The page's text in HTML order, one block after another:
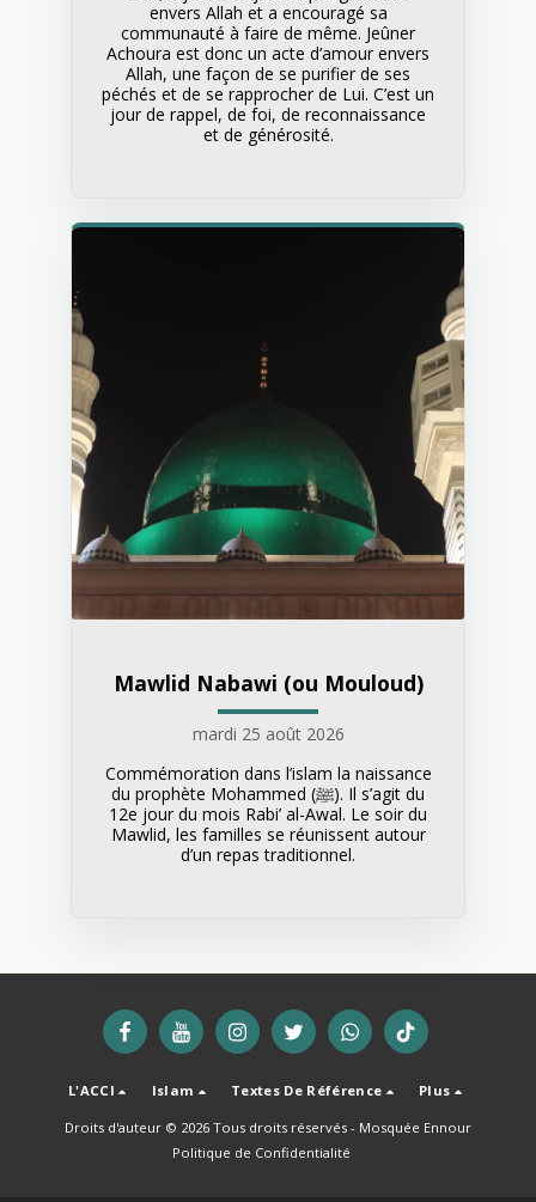
envers Allah et a encouragé sa
communauté à faire de même. Jeûner
Achoura est donc un acte d’amour envers
Allah, une façon de se purifier de ses
péchés et de se rapprocher de Lui. C’est un
jour de rappel, de foi, de reconnaissance
et de générosité.
Mawlid Nabawi (ou Mouloud)
mardi 25 août 2026
Commémoration dans l’islam la naissance
du prophète Mohammed (ﷺ). Il s’agit du
12e jour du mois Rabi’ al-Awal. Le soir du
Mawlid, les familles se réunissent autour
d’un repas traditionnel.
L'ACCI Islam Textes De Référence Plus
Droits d'auteur © 2026 Tous droits réservés - Mosquée Ennour
Politique de Confidentialité